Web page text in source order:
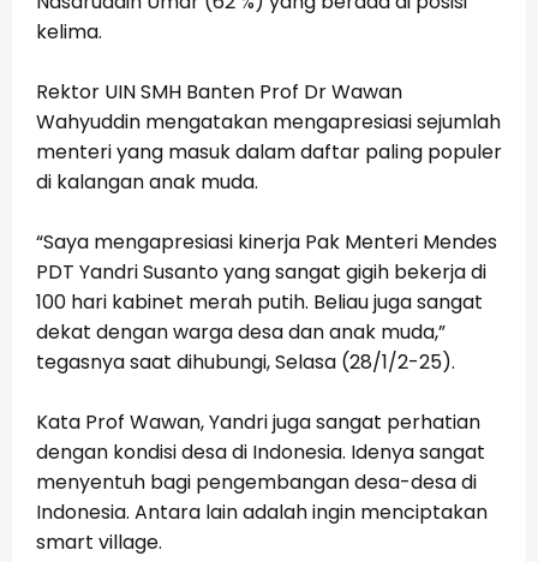
kelima.
Rektor UIN SMH Banten Prof Dr Wawan
Wahyuddin mengatakan mengapresiasi sejumlah
menteri yang masuk dalam daftar paling populer
di kalangan anak muda.
“Saya mengapresiasi kinerja Pak Menteri Mendes
PDT Yandri Susanto yang sangat gigih bekerja di
100 hari kabinet merah putih. Beliau juga sangat
dekat dengan warga desa dan anak muda,”
tegasnya saat dihubungi, Selasa (28/1/2-25).
Kata Prof Wawan, Yandri juga sangat perhatian
dengan kondisi desa di Indonesia. Idenya sangat
menyentuh bagi pengembangan desa-desa di
Indonesia. Antara lain adalah ingin menciptakan
smart village.